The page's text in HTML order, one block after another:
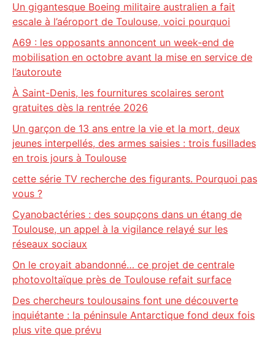
Un gigantesque Boeing militaire australien a fait
escale à l’aéroport de Toulouse, voici pourquoi
A69 : les opposants annoncent un week-end de
mobilisation en octobre avant la mise en service de
l’autoroute
À Saint-Denis, les fournitures scolaires seront
gratuites dès la rentrée 2026
Un garçon de 13 ans entre la vie et la mort, deux
jeunes interpellés, des armes saisies : trois fusillades
en trois jours à Toulouse
cette série TV recherche des figurants. Pourquoi pas
vous ?
Cyanobactéries : des soupçons dans un étang de
Toulouse, un appel à la vigilance relayé sur les
réseaux sociaux
On le croyait abandonné… ce projet de centrale
photovoltaïque près de Toulouse refait surface
Des chercheurs toulousains font une découverte
inquiétante : la péninsule Antarctique fond deux fois
plus vite que prévu